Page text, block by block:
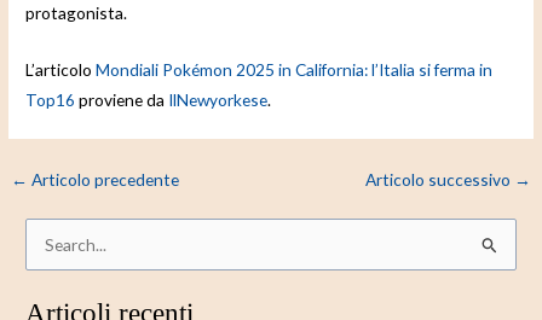
protagonista.
L’articoloMondiali Pokémon 2025 in California: l’Italia si ferma in
Top16 proviene da IlNewyorkese.
← Articolo precedente Articolo successivo →
rArticoli recenti